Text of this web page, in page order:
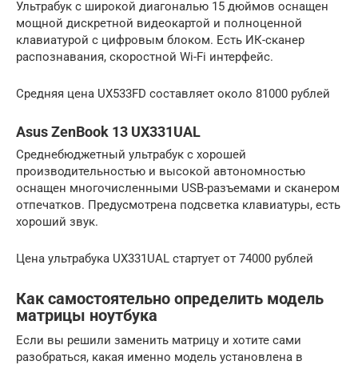
Ультрабук с широкой диагональю 15 дюймов оснащен
мощной дискретной видеокартой и полноценной
клавиатурой с цифровым блоком. Есть ИК-сканер
распознавания, скоростной Wi-Fi интерфейс.
Средняя цена UX533FD составляет около 81000 рублей
Asus ZenBook 13 UX331UAL
Среднебюджетный ультрабук с хорошей
производительностью и высокой автономностью
оснащен многочисленными USB-разъемами и сканером
отпечатков. Предусмотрена подсветка клавиатуры, есть
хороший звук.
Цена ультрабука UX331UAL стартует от 74000 рублей
Как самостоятельно определить модель
матрицы ноутбука
Если вы решили заменить матрицу и хотите сами
разобраться, какая именно модель установлена в